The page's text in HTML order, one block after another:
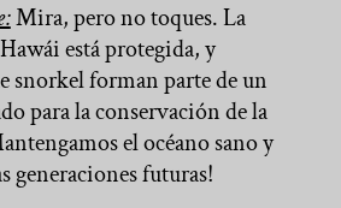
Mira, pero no toques. La
está protegida, y
snorkel forman parte de un
para la conservación de la
el océano sano y
generaciones futuras!